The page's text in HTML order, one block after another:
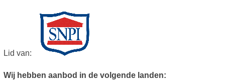
Lid van:
Wij hebben aanbod in de volgende landen: